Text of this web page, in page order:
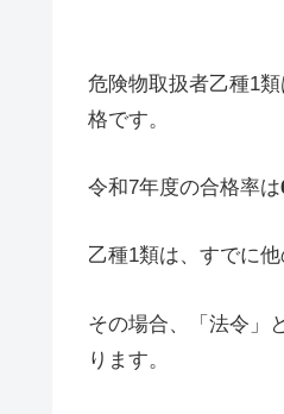
危険物取扱者乙種1
格です。
令和7年度の合格率は
乙種1類は、すでに
その場合、「法令」
ります。